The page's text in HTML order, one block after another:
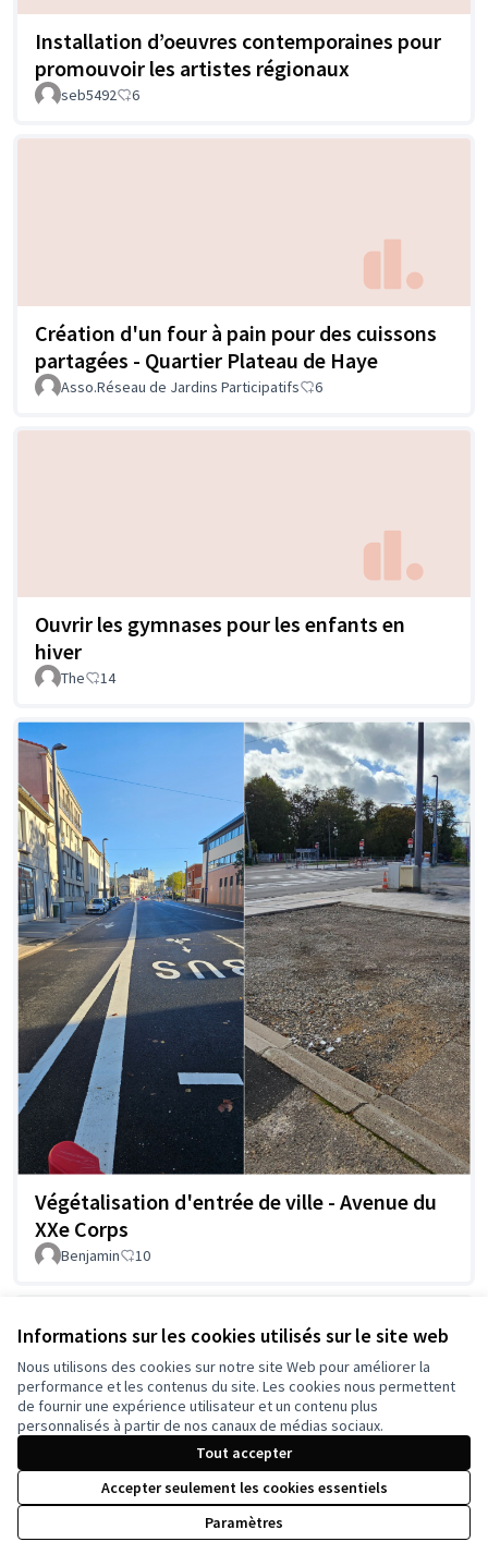
Informations sur les cookies utilisés sur le site web
Nous utilisons des cookies sur notre site Web pour améliorer la
performance et les contenus du site. Les cookies nous permettent
de fournir une expérience utilisateur et un contenu plus
personnalisés à partir de nos canaux de médias sociaux.
Tout accepter
Accepter seulement les cookies essentiels
Paramètres
Installation d’oeuvres contemporaines pour
promouvoir les artistes régionaux
seb5492 6
Création d'un four à pain pour des cuissons
partagées - Quartier Plateau de Haye
Asso.Réseau de Jardins Participatifs 6
Ouvrir les gymnases pour les enfants en
hiver
The 14
Végétalisation d'entrée de ville - Avenue du
XXe Corps
Benjamin 10
Amélioration du Boulevard Charlemagne
Tom54 3